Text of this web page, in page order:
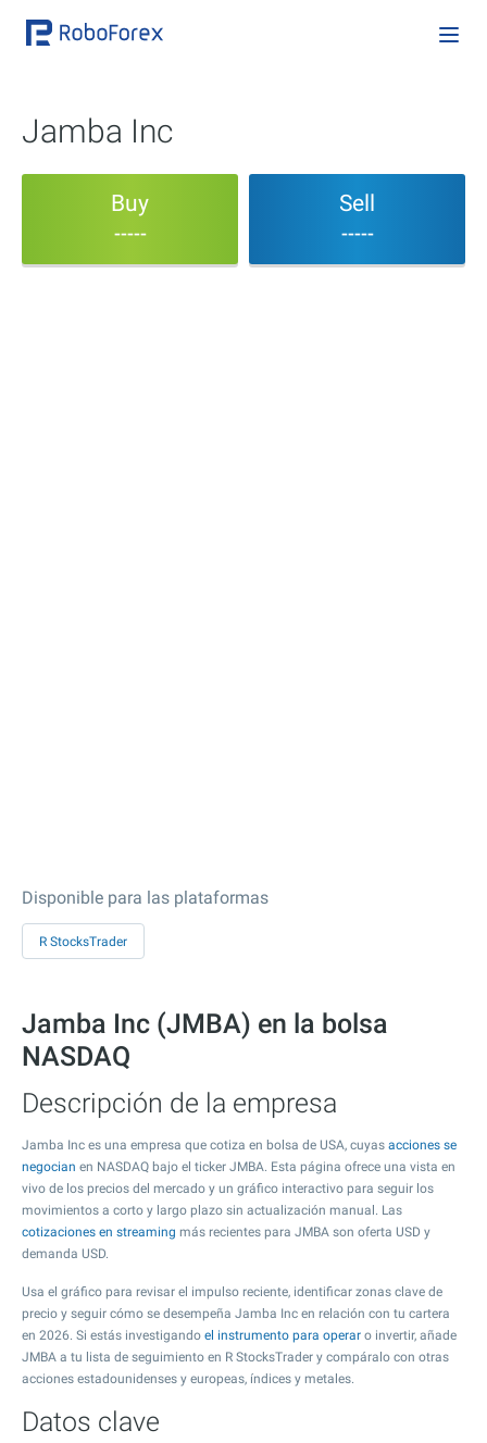
Jamba Inc
Buy
-----
Sell
-----
Disponible para las plataformas
R StocksTrader
Jamba Inc (JMBA) en la bolsa
NASDAQ
Descripción de la empresa
Jamba Inc es una empresa que cotiza en bolsa de USA, cuyas acciones se
negocian en NASDAQ bajo el ticker JMBA. Esta página ofrece una vista en
vivo de los precios del mercado y un gráfico interactivo para seguir los
movimientos a corto y largo plazo sin actualización manual. Las
cotizaciones en streaming más recientes para JMBA son oferta USD y
demanda USD.
Usa el gráfico para revisar el impulso reciente, identificar zonas clave de
precio y seguir cómo se desempeña Jamba Inc en relación con tu cartera
en 2026. Si estás investigando el instrumento para operar o invertir, añade
JMBA a tu lista de seguimiento en R StocksTrader y compáralo con otras
acciones estadounidenses y europeas, índices y metales.
Datos clave